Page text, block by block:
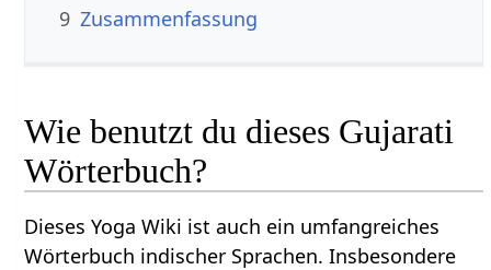
9 Zusammenfassung
Wie benutzt du dieses Gujarati
Wörterbuch?
Dieses Yoga Wiki ist auch ein umfangreiches
Wörterbuch indischer Sprachen. Insbesondere